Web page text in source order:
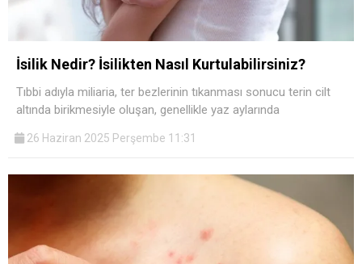
İsilik Nedir? İsilikten Nasıl Kurtulabilirsiniz?
Tıbbi adıyla miliaria, ter bezlerinin tıkanması sonucu terin cilt
altında birikmesiyle oluşan, genellikle yaz aylarında
26 Haziran 2025 Perşembe 11:31